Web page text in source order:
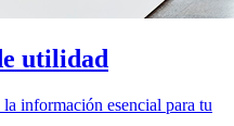
utilidad
información esencial para tu